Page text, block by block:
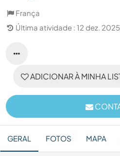
França
Última atividade : 12 dez. 2025
ADICIONAR À MINHA
GERAL FOTOS MAPA